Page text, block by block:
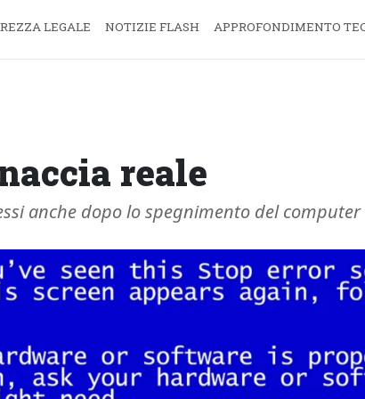
LEGALE NOTIZIE FLASH APPROFONDIMENTO
reale
anche dopo lo spegnimento del computer